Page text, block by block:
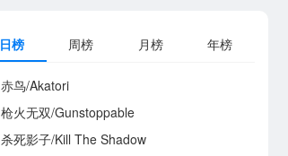
日榜 周榜 月榜 年榜
赤鸟/Akatori
枪火无双/Gunstoppable
杀死影子/Kill The Shadow